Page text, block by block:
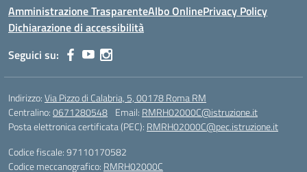
Amministrazione TrasparenteAlbo OnlinePrivacy Policy
Dichiarazione di accessibilità
Seguici su:
Indirizzo:Via Pizzo di Calabria, 5, 00178 Roma RM
Centralino:0671280548 Email: RMRH02000C@istruzione.it
Posta elettronica certificata (PEC): RMRH02000C@pec.istruzione.it
Codice fiscale: 97110170582
Codice meccanografico: RMRH02000C